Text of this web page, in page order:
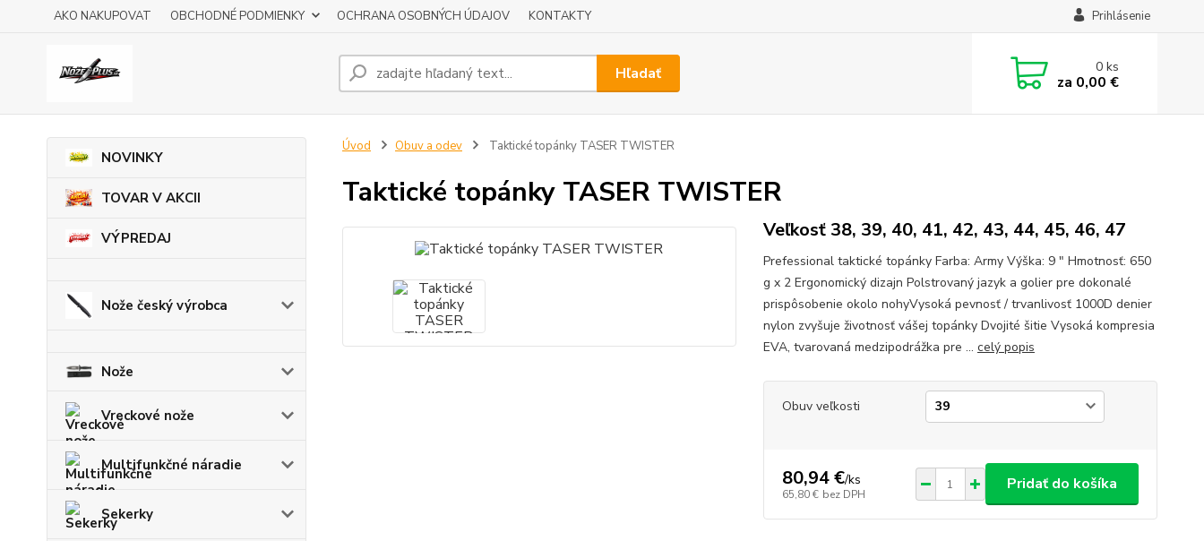
AKO NAKUPOVAT OBCHODNÉ PODMIENKY OCHRANA OSOBNÝCH ÚDAJOV KONTAKTY Prihlásenie
Hľadať 0ks
za 0,00 €
NOVINKY
TOVAR V AKCII
VÝPREDAJ
Nože český výrobca
Nože
Vreckové nože
Multifunkčné náradie
Sekerky
Úvod Obuv a odev Taktické topánky TASER TWISTER
Taktické topánky TASER TWISTER
Veľkosť 38, 39, 40, 41, 42, 43, 44, 45, 46, 47
Prefessional taktické topánky Farba: Army Výška: 9 " Hmotnosť: 650
g x 2 Ergonomický dizajn Polstrovaný jazyk a golier pre dokonalé
prispôsobenie okolo nohyVysoká pevnosť / trvanlivosť 1000D denier
nylon zvyšuje životnosť vášej topánky Dvojité šitie Vysoká kompresia
EVA, tvarovaná medzipodrážka pre ... celý popis
Obuv veľkosti
80,94 €/ks
65,80 € bez DPH
Pridať do košíka